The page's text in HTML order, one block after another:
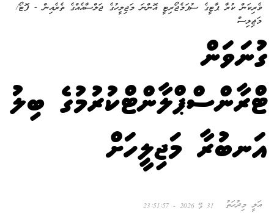
ވެރިކަން ކުރާ ޕާޓީގެ ސުޕަމެޖޯރިޓީ އޮންނަ މަޖިލީހުގެ ޖަލްސާއެއްގެ ތެރެއިން - ފޮޓޯ/
މަޖިލިސް
ގުނަވަން
ޓްރާންސްޕްލާންޓްކުރުމުގެ ބިލު
އަނބުރާ މަޖިލީހަށް
އަލީ މިދުހަތު 31 މޭ 2026 - 23:51:57